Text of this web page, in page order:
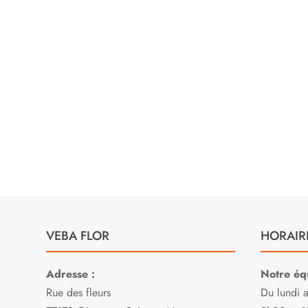
et à
VEBA FLOR
Adresse :
Rue des fleurs
Notre
Du lundi